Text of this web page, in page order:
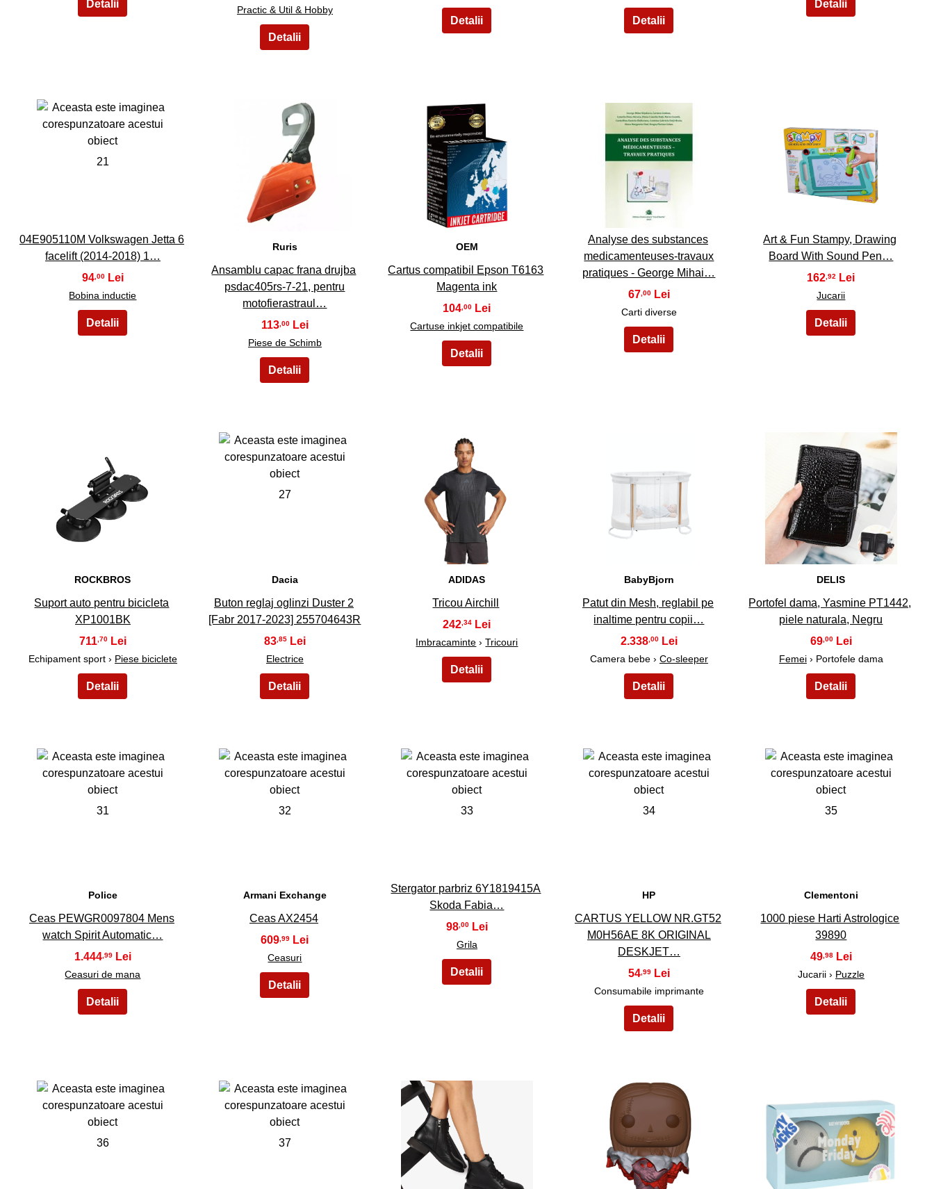
Practic & Util & Hobby
21
04E905110M Volkswagen Jetta 6
facelift (2014-2018) 1…
94,00
Bobina inductie
22
Ruris
Ansamblu capac frana drujba
psdac405rs-7-21, pentru
motofierastraul…
113 ,00
Piese de Schimb
23
OEM
Cartus compatibil Epson T6163
Magenta ink
104 ,00
Cartuse inkjet compatibile
24
Analyse des substances
medicamenteuses-travaux
pratiques - George Mihai…
67,00
Carti diverse
25
Art & Fun Stampy, Drawing
Board With Sound Pen…
162,92
Jucarii
26
ROCKBROS
Suport auto pentru bicicleta
XP1001BK
711,70
Echipament sport › Piese biciclete
27
Dacia
Buton reglaj oglinzi Duster 2
[Fabr 2017-2023] 255704643R
83,85
Electrice
28
ADIDAS
Tricou Airchill
242,34
Imbracaminte ›Tricouri
BabyBjorn
Patut din Mesh, reglabil pe
inaltime pentru copii…
2.338,00
Camera bebe › Co-sleeper
30
DELIS
Portofel dama, Yasmine PT1442,
piele naturala, Negru
69,00
Femei› Portofele dama
31
Police
Ceas PEWGR0097804 Mens
watch Spirit Automatic…
1.444 ,99
Ceasuri de mana
32
Armani Exchange
Ceas AX2454
609 ,99
Ceasuri
33
Stergator parbriz 6Y1819415A
Skoda Fabia…
98,00
Grila
34
HP
CARTUS YELLOW NR.GT52
M0H56AE 8K ORIGINAL
DESKJET…
54 ,99
Consumabile imprimante
35
Clementoni
1000 piese Harti Astrologice
39890
49,98
Jucarii › Puzzle
36 37 38 39 40